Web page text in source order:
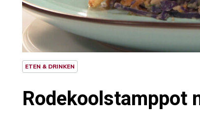
ETEN & DRINKEN
Rodekoolstamppot